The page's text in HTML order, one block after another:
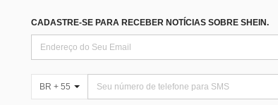
CADASTRE-SE PARA RECEBER NOTÍCIAS SOBRE SHEIN.
BR + 55